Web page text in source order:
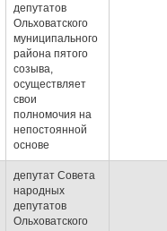
депутатов
Ольховатского
муниципального
района пятого
созыва,
осуществляет
свои
полномочия на
непостоянной
основе
депутат Совета
народных
депутатов
Ольховатского